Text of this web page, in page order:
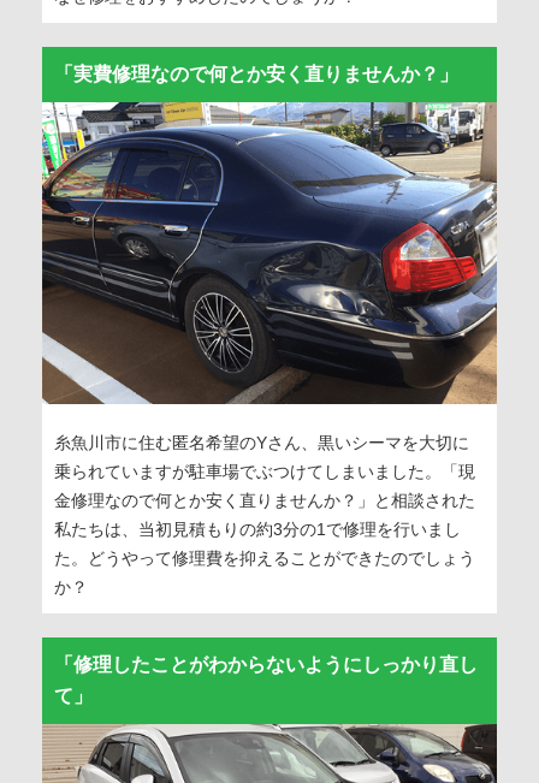
「実費修理なので何とか安く直りませんか？」
糸魚川市に住む匿名希望のYさん、黒いシーマを大切に
乗られていますが駐車場でぶつけてしまいました。「現
金修理なので何とか安く直りませんか？」と相談された
私たちは、当初見積もりの約3分の1で修理を行いまし
た。どうやって修理費を抑えることができたのでしょう
か？
「修理したことがわからないようにしっかり直し
て」